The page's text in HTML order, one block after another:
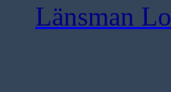
Länsman